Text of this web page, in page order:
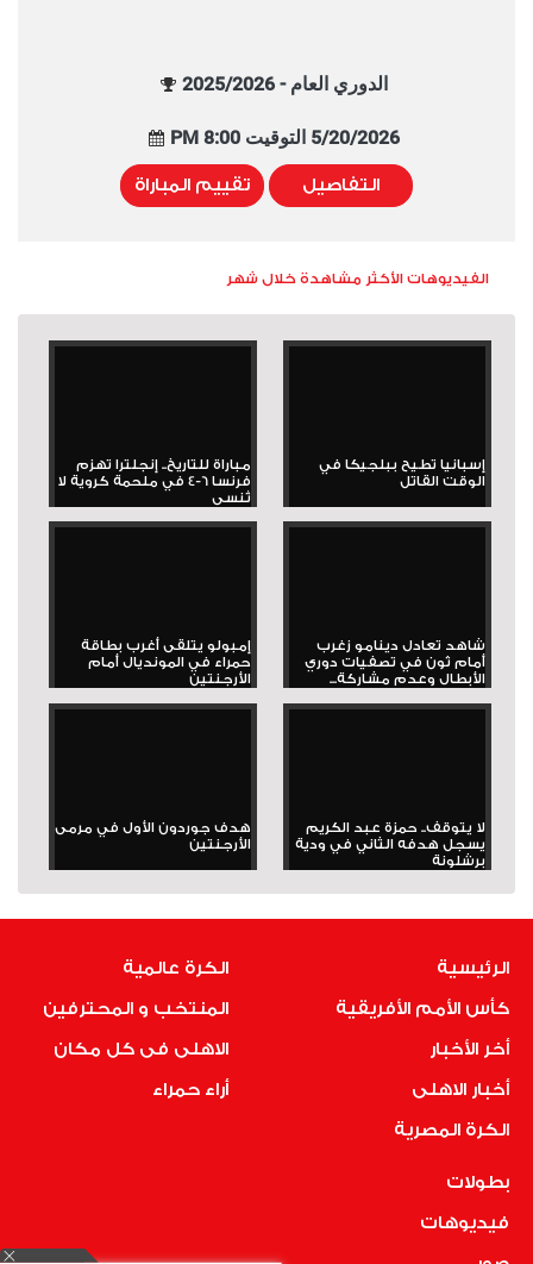
الدوري العام - 2025/2026
5/20/2026 التوقيت 8:00 PM
التفاصيل تقييم المباراة
الفيديوهات الأكثر مشاهدة خلال شهر
إسبانيا تطيح ببلجيكا في
الوقت القاتل
مباراة للتاريخ.. إنجلترا تهزم
فرنسا 6-4 في ملحمة كروية لا
تُنسى
شاهد تعادل دينامو زغرب
أمام ثون في تصفيات دوري
الأبطال وعدم مشاركة...
إمبولو يتلقى أغرب بطاقة
حمراء في المونديال أمام
الأرجنتين
لا يتوقف.. حمزة عبد الكريم
يسجل هدفه الثاني في ودية
برشلونة
هدف جوردون الأول في مرمى
الأرجنتين
الرئيسية
كأس الأمم الأفريقية
أخر الأخبار
أخبار الاهلى
الكرة المصرية
الكرة عالمية
المنتخب و المحترفين
الاهلى فى كل مكان
أراء حمراء
بطولات
فيديوهات